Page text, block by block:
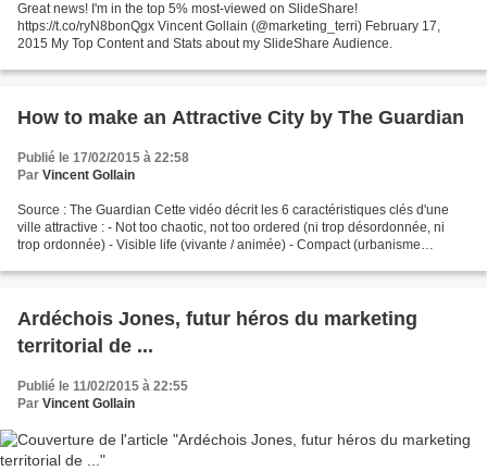
Great news! I'm in the top 5% most-viewed on SlideShare!
https://t.co/ryN8bonQgx Vincent Gollain (@marketing_terri) February 17,
2015 My Top Content and Stats about my SlideShare Audience.
How to make an Attractive City by The Guardian
Publié le 17/02/2015 à 22:58
Par Vincent Gollain
Source : The Guardian Cette vidéo décrit les 6 caractéristiques clés d'une
ville attractive : - Not too chaotic, not too ordered (ni trop désordonnée, ni
trop ordonnée) - Visible life (vivante / animée) - Compact (urbanisme
Ardéchois Jones, futur héros du marketing
territorial de ...
Publié le 11/02/2015 à 22:55
Par Vincent Gollain